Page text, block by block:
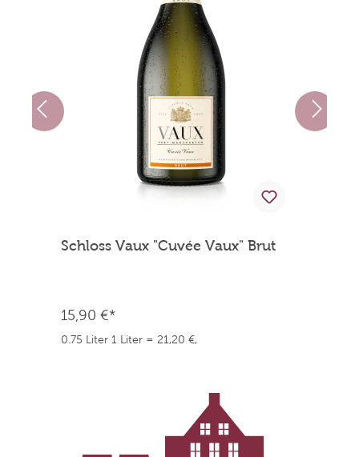
Schloss Vaux "Cuvée Vaux" Brut
15,90 €*
0.75 Liter 1 Liter = 21,20 €,